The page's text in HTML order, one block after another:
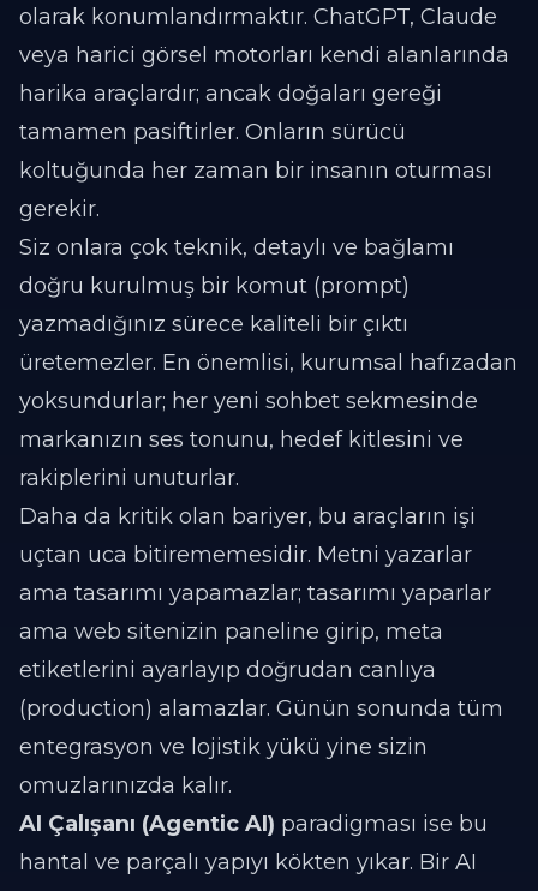
olarak konumlandırmaktır. ChatGPT, Claude
veya harici görsel motorları kendi alanlarında
harika araçlardır; ancak doğaları gereği
tamamen pasiftirler. Onların sürücü
koltuğunda her zaman bir insanın oturması
gerekir.
Siz onlara çok teknik, detaylı ve bağlamı
doğru kurulmuş bir komut (prompt)
yazmadığınız sürece kaliteli bir çıktı
üretemezler. En önemlisi, kurumsal hafızadan
yoksundurlar; her yeni sohbet sekmesinde
markanızın ses tonunu, hedef kitlesini ve
rakiplerini unuturlar.
Daha da kritik olan bariyer, bu araçların işi
uçtan uca bitirememesidir. Metni yazarlar
ama tasarımı yapamazlar; tasarımı yaparlar
ama web sitenizin paneline girip, meta
etiketlerini ayarlayıp doğrudan canlıya
(production) alamazlar. Günün sonunda tüm
entegrasyon ve lojistik yükü yine sizin
omuzlarınızda kalır.
AI Çalışanı (Agentic AI) paradigması ise bu
hantal ve parçalı yapıyı kökten yıkar. Bir AI